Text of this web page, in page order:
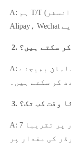
A: ہم T/T (بینک ٹرانسفر)، ویسٹرن یونین، پے پال،
کر سکتے ہیں؟
A: جی ہاں، ہم آپ کو کسی بھی پتے پر سامان بھیجنے
کر سکتے ہیں۔
کا وقت کب تک؟
A: اسٹاک مصنوعات کے لئے، ہم عام طور پر تقریبا 7
کی مقدار پر